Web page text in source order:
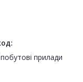
прилади